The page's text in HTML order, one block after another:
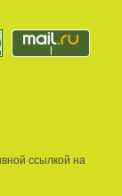
ссылкой на